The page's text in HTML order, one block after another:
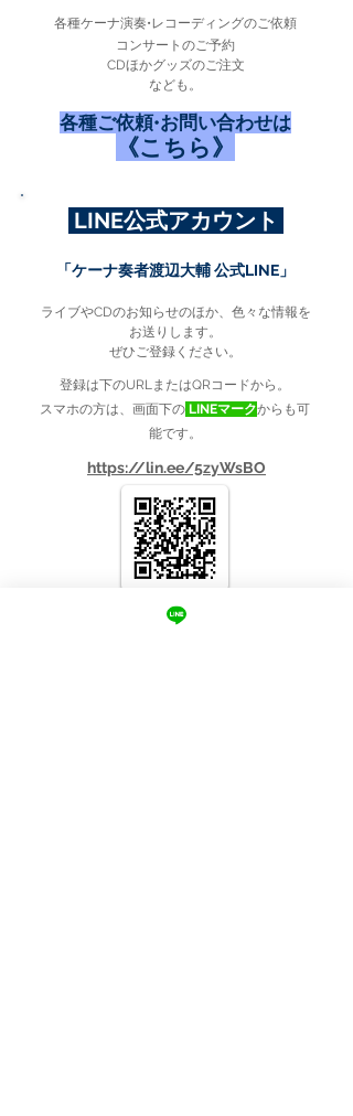
​各種ケーナ演奏•レコーディングのご依頼
コンサートのご予約
CDほかグッズのご注文​
なども。
各種ご依頼•お問い合わせは
《こちら》
LINE公式アカウント
「ケーナ奏者渡辺大輔 公式LINE」
ライブやCDのお知らせのほか、色々な情報を
お送りします。
ぜひご登録ください。
登録は下のURLまたはQRコードから。
スマホの方は、画面下の LINEマークからも可
能です。
https://lin.ee/5zyWsBO
詳しくは《こちら》